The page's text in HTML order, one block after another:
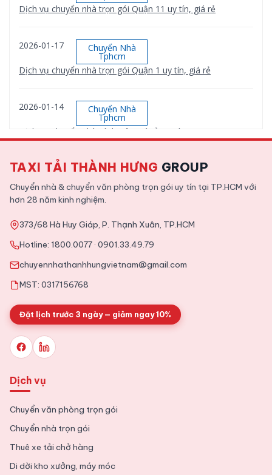
Dịch vụ chuyển nhà trọn gói Quận 11 uy tín, giá rẻ
2026-01-17 Chuyển Nhà
Tphcm
Dịch vụ chuyển nhà trọn gói Quận 1 uy tín, giá rẻ
2026-01-14 Chuyển Nhà
Tphcm
Dịch vụ chuyển nhà Bình Tân giá rẻ, uy tín
2026-01-12 Chuyển Nhà
Dịch vụ chuyển nhà trọn gói Quận 9 uy tín, giá rẻ
2025-11-09
Tin Tức
Tổng hợp kinh nghiệm chuyển văn phòng chi tiết từ A tới Z
TAXI TẢI THÀNH HƯNG GROUP
Chuyển nhà & chuyển văn phòng trọn gói uy tín tại TP.HCM với
hơn 28 năm kinh nghiệm.
373/68 Hà Huy Giáp, P. Thạnh Xuân, TP.HCM
Hotline: 1800.0077 · 0901.33.49.79
chuyennhathanhhungvietnam@gmail.com
MST: 0317156768
Đặt lịch trước 3 ngày — giảm ngay 10%
Dịch vụ
Chuyển văn phòng trọn gói
Chuyển nhà trọn gói
Thuê xe tải chở hàng
Di dời kho xưởng, máy móc